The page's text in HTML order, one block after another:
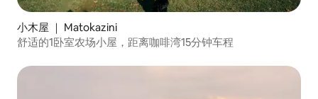
小木屋 ｜ Matokazini
舒适的1卧室农场小屋，距离咖啡湾15分钟车程